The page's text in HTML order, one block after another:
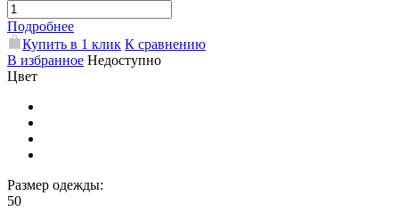
Подробнее
Купить в 1 клик К сравнению
В избранное Недоступно
Цвет
Размер одежды:
50